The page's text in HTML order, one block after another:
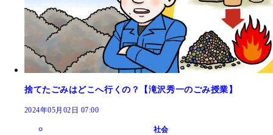
捨てたごみはどこへ行くの？【滝沢秀一のごみ授業】
2024年05月02日 07:00
社会